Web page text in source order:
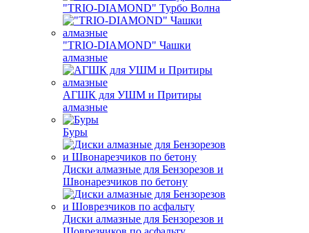
"TRIO-DIAMOND" Турбо Волна
"TRIO-DIAMOND" Чашки
алмазные
АГШК для УШМ и Притиры
алмазные
Буры
Диски алмазные для Бензорезов и
Швонарезчиков по бетону
Диски алмазные для Бензорезов и